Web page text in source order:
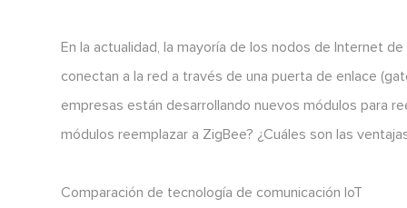
En la actualidad, la mayoría de los nodos de Internet
conectan a la red a través de una puerta de enlace
empresas están desarrollando nuevos módulos para
módulos reemplazar a ZigBee? ¿Cuáles son las
Comparación de tecnología de comunicación IoT